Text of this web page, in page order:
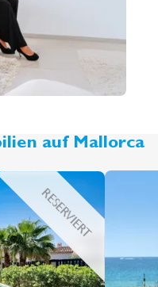
auf Mallorca
RESERVIERT